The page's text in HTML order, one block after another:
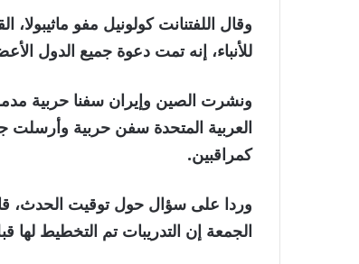
وقال اللفتنانت كولونيل مفو
للأنباء، إنه تمت دعوة جميع الدول
ونشرت الصين وإيران سفنا حربية
العربية المتحدة سفن حربية وأرسلت
كمراقبين.
وردا على سؤال حول توقيت الحدث،
الجمعة إن التدريبات تم التخطيط لها